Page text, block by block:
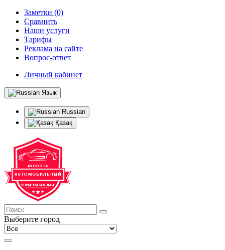
Заметки (0)
Сравнить
Наши услуги
Тарифы
Реклама на сайте
Вопрос-ответ
Личный кабинет
Язык
Russian
Қазақ
Выберите город